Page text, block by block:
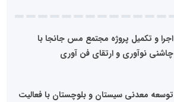
اجرا و تکمیل پروژه مجتمع مس جانجا با
چاشنی نوآوری و ارتقای فن آوری
توسعه معدنی سیستان و بلوچستان با فعالیت